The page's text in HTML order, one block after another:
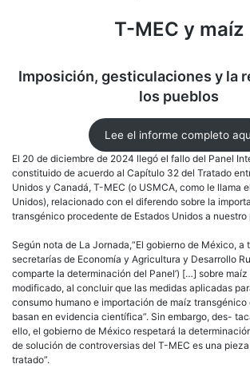
T-MEC y maíz
Imposición, gesticulaciones y la
los pueblos
Lee el informe completo
El 20 de diciembre de 2024 llegó el fallo del Panel
constituido de acuerdo al Capítulo 32 del Tratado
Unidos y Canadá, T-MEC (o USMCA, como le llama
Unidos), relacionado con el diferendo sobre la
transgénico procedente de Estados Unidos a nuestro
Según nota de La Jornada,“El gobierno de México, a
secretarías de Economía y Agricultura y Desarrollo
comparte la determinación del Panel’) […] sobre
modificado, al concluir que las medidas aplicadas
consumo humano e importación de maíz transgénico
basan en evidencia científica”. Sin embargo, des-
ello, el gobierno de México respetará la
de solución de controversias del T-MEC es una
tratado”.